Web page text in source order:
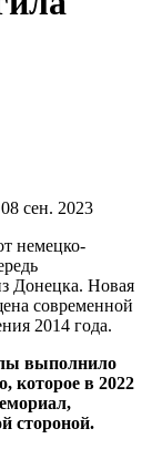
08 сен. 2023
немецко-
Донецка. Новая
современной
2014 года.
выполнило
которое в 2022
стороной.